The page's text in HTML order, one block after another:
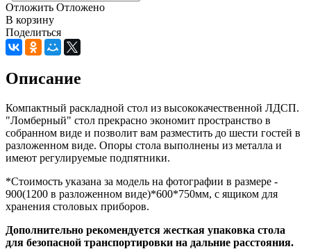
Отложить Отложено
В корзину
Поделиться
Описание
Компактный раскладной стол из высококачественной ЛДСП.
"Ломберный" стол прекрасно экономит пространство в
собранном виде и позволит вам разместить до шести гостей в
разложенном виде. Опоры стола выполнены из металла и
имеют регулируемые подпятники.
*Стоимость указана за модель на фотографии в размере -
900(1200 в разложенном виде)*600*750мм, с ящиком для
хранения столовых приборов.
Дополнительно рекомендуется жесткая упаковка стола
для безопасной транспортировки на дальние расстояния.